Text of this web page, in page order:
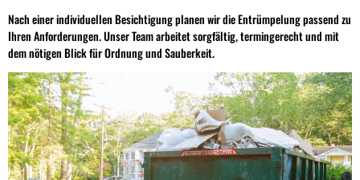
Nach einer individuellen Besichtigung planen wir die Entrümpelung passend zu
Ihren Anforderungen. Unser Team arbeitet sorgfältig, termingerecht und mit
dem nötigen Blick für Ordnung und Sauberkeit.